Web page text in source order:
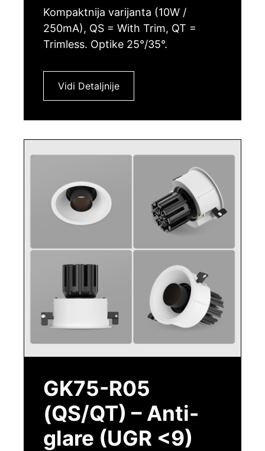
Kompaktnija varijanta (10W /
250mA), QS = With Trim, QT =
Trimless. Optike 25°/35°.
Vidi Detaljnije
GK75-R05
(QS/QT) – Anti-
glare (UGR <9)